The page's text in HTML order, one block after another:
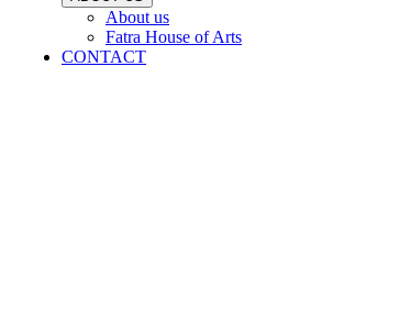
About us
Fatra House of Arts
CONTACT